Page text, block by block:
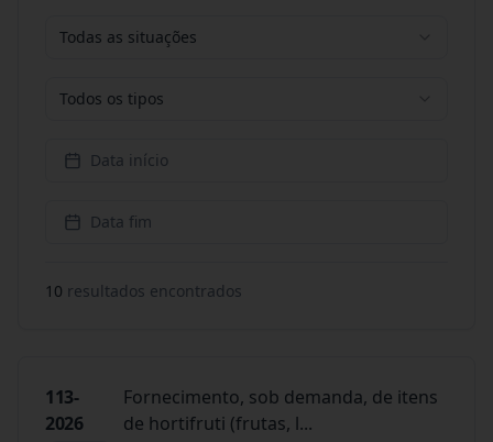
Todas as situações
Todos os tipos
Data início
Data fim
10 resultados encontrados
113-
2026
Fornecimento, sob demanda, de itens
de hortifruti (frutas, l...